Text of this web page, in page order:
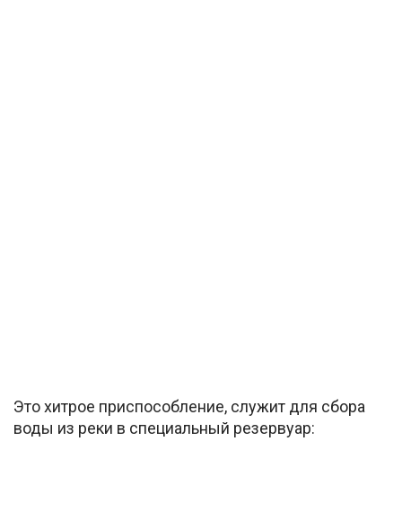
Это хитрое приспособление, служит для сбора
воды из реки в специальный резервуар: